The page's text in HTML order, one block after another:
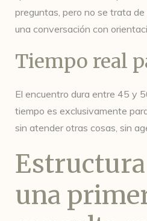
preguntas, pero no se trata de
una conversación con
Tiempo real
El encuentro dura entre 45 y
tiempo es exclusivamente
sin atender otras cosas, sin
una